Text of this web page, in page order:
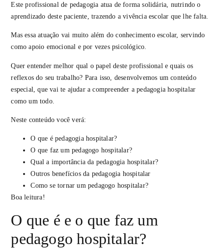
Este profissional de pedagogia atua de forma solidária, nutrindo o
aprendizado deste paciente, trazendo a vivência escolar que lhe falta.
Mas essa atuação vai muito além do conhecimento escolar, servindo
como apoio emocional e por vezes psicológico.
Quer entender melhor qual o papel deste profissional e quais os
reflexos do seu trabalho? Para isso, desenvolvemos um conteúdo
especial, que vai te ajudar a compreender a pedagogia hospitalar
como um todo.
Neste conteúdo você verá:
O que é pedagogia hospitalar?
O que faz um pedagogo hospitalar?
Qual a importância da pedagogia hospitalar?
Outros benefícios da pedagogia hospitalar
Como se tornar um pedagogo hospitalar?
Boa leitura!
O que é e o que faz um
pedagogo hospitalar?